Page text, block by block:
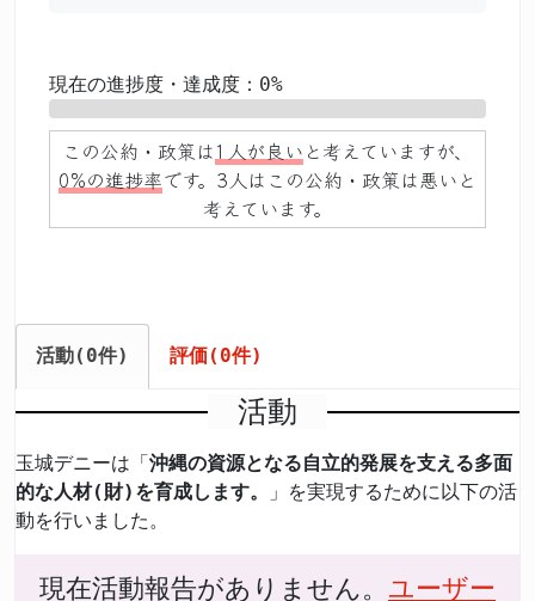
現在の進捗度・達成度：0%
この公約・政策は1人が良い と考えていますが、
0%の進捗率です。3人はこの公約・政策は悪いと
考えています。
活動(0件) 評価(0件)
活動
玉城デニーは「沖縄の資源となる自立的発展を支える多面
的な人材(財)を育成します。
」を実現するために以下の活
動を行いました。
現在活動報告がありません。 ユーザー